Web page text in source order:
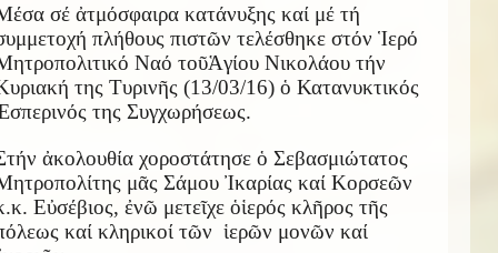
σέ ἀτμόσφαιρα κατάνυξης καί μέ τή
πλήθους πιστῶν τελέσθηκε στόν Ἱερό
Ναό τοῦἉγίου Νικολάου τήν
της Τυρινῆς (13/03/16) ὁ Κατανυκτικός
σπερινός της Συγχωρήσεως.
ἀκολουθία χοροστάτησε ὁ Σεβασμιώτατος
μᾶς Σάμου Ἰκαρίας καί Κορσεῶν
Εὐσέβιος, ἐνῶ μετεῖχε ὁἱερός κλῆρος τῆς
καί κληρικοί τῶν ἱερῶν μονῶν καί